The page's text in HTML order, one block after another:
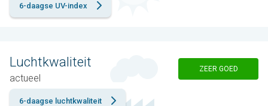
6-daagse UV-index
Luchtkwaliteit
actueel
ZEER GOED
6-daagse luchtkwaliteit